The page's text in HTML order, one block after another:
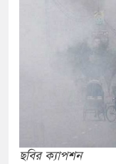
ছবির ক্যাপশন